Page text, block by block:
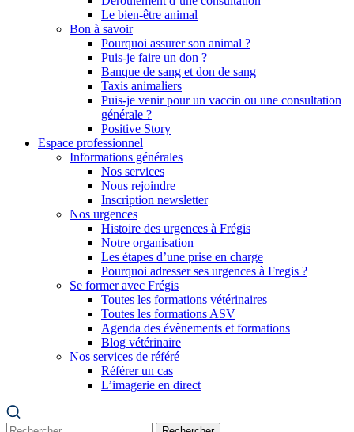
Le bien-être animal
Bon à savoir
Pourquoi assurer son animal ?
Puis-je faire un don ?
Banque de sang et don de sang
Taxis animaliers
Puis-je venir pour un vaccin ou une consultation
générale ?
Positive Story
Espace professionnel
Informations générales
Nos services
Nous rejoindre
Inscription newsletter
Nos urgences
Histoire des urgences à Frégis
Notre organisation
Les étapes d’une prise en charge
Pourquoi adresser ses urgences à Fregis ?
Se former avec Frégis
Toutes les formations vétérinaires
Toutes les formations ASV
Agenda des évènements et formations
Blog vétérinaire
Nos services de référé
Référer un cas
L’imagerie en direct